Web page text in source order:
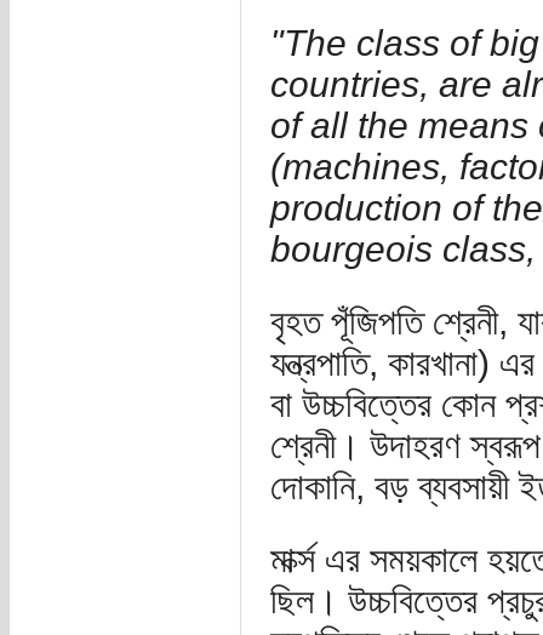
"The class of
countries, are
of all the means
(machines,
production of
bourgeois
বৃহত পূঁজিপতি শ্রেনী,
যন্ত্রপাতি, কারখানা)
বা উচ্চবিত্তের কোন
শ্রেনী। উদাহরণ স্বরূপ
দোকানি, বড় ব্যবসায়ী
মার্ক্স এর সময়কালে
ছিল। উচ্চবিত্তের